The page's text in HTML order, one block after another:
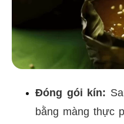
Đóng gói kín:
bằng màng thực